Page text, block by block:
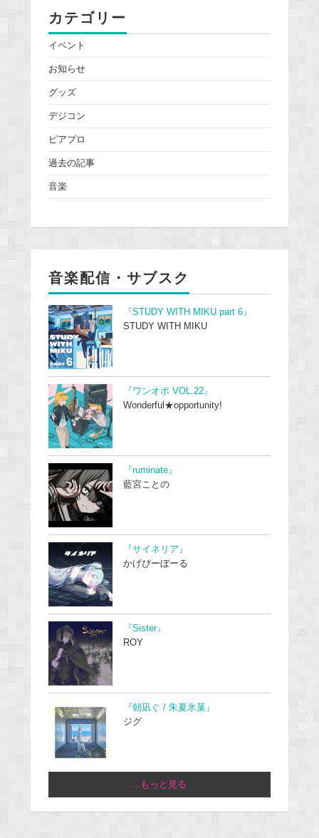
カテゴリー
イベント
お知らせ
グッズ
デジコン
ピアプロ
過去の記事
音楽
音楽配信・サブスク
『STUDY WITH MIKU part 6』
STUDY WITH MIKU
『ワンオポ VOL.22』
Wonderful★opportunity!
『ruminate』
藍宮ことの
『サイネリア』
かげぴーぼーる
『Sister』
ROY
『朝凪ぐ / 朱夏氷菓』
ジグ
...もっと見る